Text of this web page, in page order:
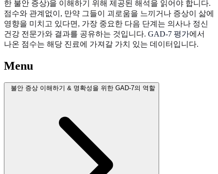
한 불안 증상)을 이해하기 위해 제공된 해석을 읽어야 합니다.
점수와 관계없이, 만약 그들이 괴로움을 느끼거나 증상이 삶에
영향을 미치고 있다면, 가장 중요한 다음 단계는 의사나 정신
건강 전문가와 결과를 공유하는 것입니다. GAD-7 평가에서
나온 점수는 해당 진료에 가져갈 가치 있는 데이터입니다.
Menu
불안 증상 이해하기 & 명확성을 위한 GAD-7의 역할